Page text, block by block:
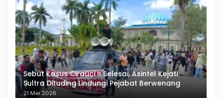
Sebut Kasus Cirauci II Selesai, Asintel Kejati
Sultra Dituding Lindungi Pejabat Berwenang
21 Mei 2026